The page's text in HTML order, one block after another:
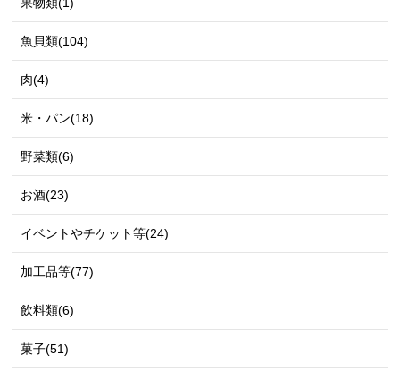
魚貝類(104)
肉(4)
米・パン(18)
野菜類(6)
お酒(23)
イベントやチケット等(24)
加工品等(77)
飲料類(6)
菓子(51)